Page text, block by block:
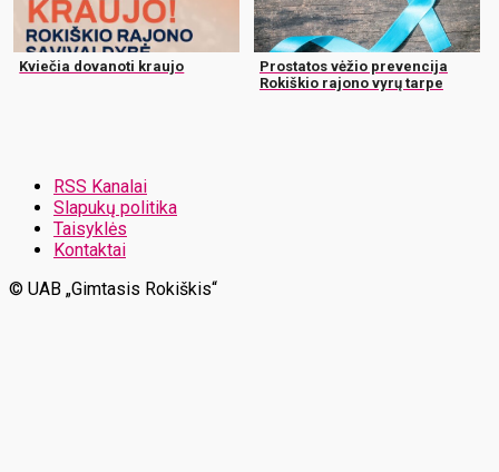
Kviečia dovanoti kraujo
Prostatos vėžio prevencija
Rokiškio rajono vyrų tarpe
RSS Kanalai
Slapukų politika
Taisyklės
Kontaktai
© UAB „Gimtasis Rokiškis“